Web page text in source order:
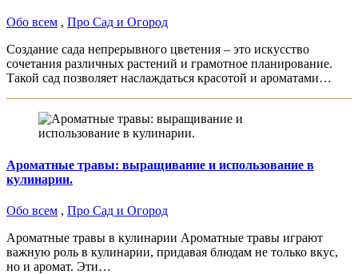
Обо всем , Про Сад и Огород
Создание сада непрерывного цветения – это искусство
сочетания различных растений и грамотное планирование.
Такой сад позволяет наслаждаться красотой и ароматами…
Ароматные травы: выращивание и использование в
кулинарии.
Обо всем , Про Сад и Огород
Ароматные травы в кулинарии Ароматные травы играют
важную роль в кулинарии, придавая блюдам не только вкус,
но и аромат. Эти…